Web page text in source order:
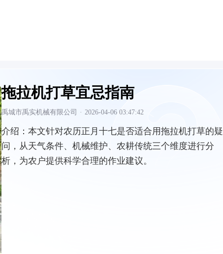
拖拉机打草宜忌指南
禹城市禹实机械有限公司 · 2026-04-06 03:47:42
介绍： 本文针对农历正月十七是否适合用拖拉机打草的疑
问，从天气条件、机械维护、农耕传统三个维度进行分
析，为农户提供科学合理的作业建议。